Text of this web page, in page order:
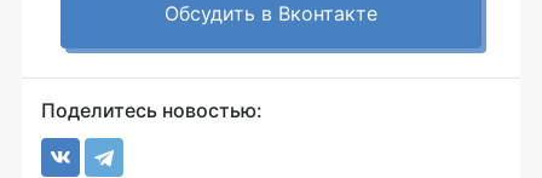
Обсудить в Вконтакте
Поделитесь новостью: